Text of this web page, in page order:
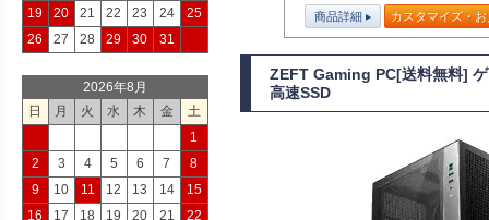
商品詳細 カスタマイズ・
ZEFT Gaming PC[送料無料]
高速SSD
19
20 21 22 23 24
25
26
27 28 29 30 31
2026年8月
日
月 火 水 木 金
土
1
2
3 4 5 6 7
8
9
10 11 12 13 14
15
16
17 18 19 20 21
22